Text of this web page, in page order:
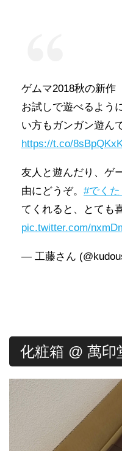
ゲムマ2018秋の新作
お試しで遊べるよう
い方もガンガン遊ん
https://t.co/
友人と遊んだり、ゲ
由にどうぞ。 #でくた
てくれると、とても
pic.twitter.com/
— 工藤さん
化粧箱 @ 萬印